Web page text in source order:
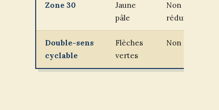
Zone 30
Jaune
pâle
Non (vitesse
réduite)
Double-sens
cyclable
Flèches
vertes
Non